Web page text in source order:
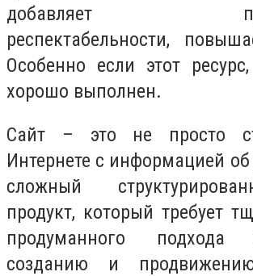
добавляет
респектабельности,
Особенно если этот
хорошо выполнен.
Сайт – это не просто
Интернете с информацией об
сложный
продукт, который требует
продуманного
созданию и